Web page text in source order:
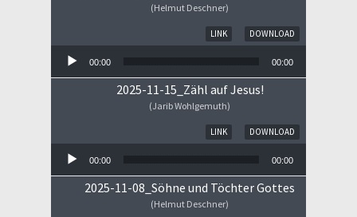
(Helmut Deschner)
DOWNLOAD
LINK
00:00 00:00
2025-11-15_Zähl auf Jesus!
(Jarib Wohlgemuth)
DOWNLOAD
LINK
00:00 00:00
2025-11-08_Söhne und Töchter Gottes
(Helmut Deschner)